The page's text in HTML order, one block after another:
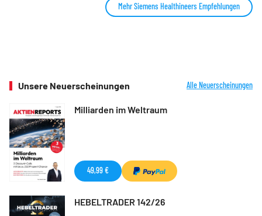
Mehr Siemens Healthineers Empfehlungen
Unsere Neuerscheinungen Alle Neuerscheinungen
Milliarden im Weltraum
49,99 €
HEBELTRADER 142/26